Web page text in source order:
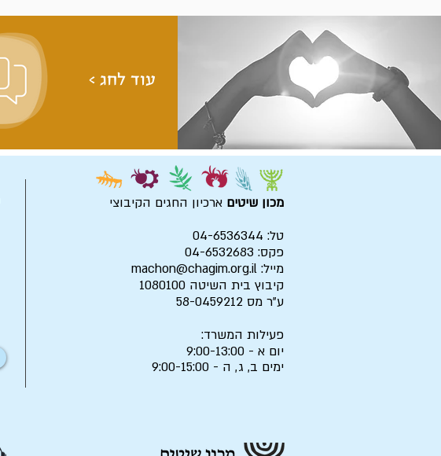
עוד לחג >
מכון שיטים ארכיון החגים הקיבוצי
טל: 04-6536344
פקס: 04-6532683
מייל: machon@chagim.org.il
קיבוץ בית השיטה 1080100
ע"ר מס 58-0459212
פעילות המשרד:
יום א - 9:00-13:00
ימים ב, ג, ה - 9:00-15:00